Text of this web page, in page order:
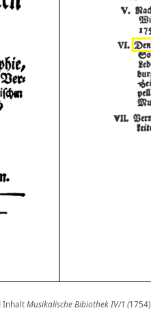
InhaltMusikalische Bibiothek IV/1 (1754)